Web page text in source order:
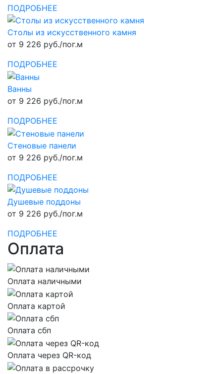
ПОДРОБНЕЕ
Столы из искусственного камня
от 9 226 руб./пог.м
ПОДРОБНЕЕ
Ванны
от 9 226 руб./пог.м
ПОДРОБНЕЕ
Стеновые панели
от 9 226 руб./пог.м
ПОДРОБНЕЕ
Душевые поддоны
от 9 226 руб./пог.м
ПОДРОБНЕЕ
Оплата
Оплата наличными
Оплата картой
Оплата сбп
Оплата через QR-код